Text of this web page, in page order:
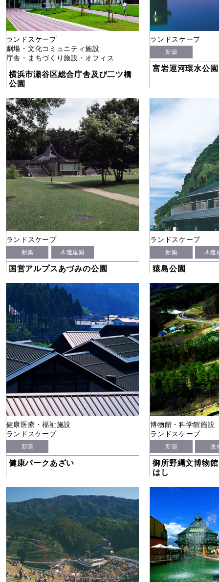
ランドスケープ
劇場・文化コミュニティ施設
庁舎・まちづくり施設・オフィス
横浜市瀬谷区総合庁舎及び二ツ橋
公園
ランドスケープ
新築
富岩運河環水公園
ランドスケープ
新築 木造建築
国営アルプスあづみの公園
ランドスケープ
新築 木造
猿島公園
健康医療・福祉施設
ランドスケープ
新築
健康パークあざい
博物館・科学館施設
ランドスケープ
新築 改
御所野縄文博物
はし